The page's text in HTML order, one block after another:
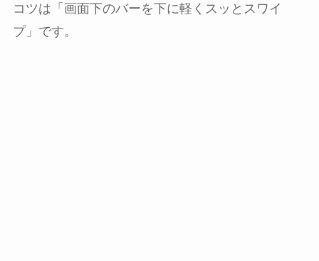
コツは「画面下のバーを下に軽くスッとスワイ
プ」です。